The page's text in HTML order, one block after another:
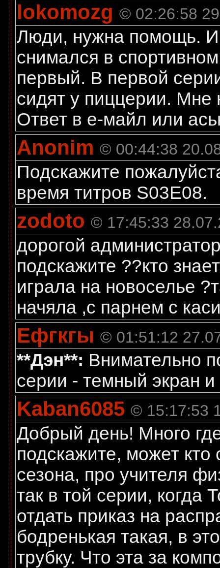
lokomozg © 02:26:58
Люди, нужна помощь.
снимался в
первый. В первой
сидят у пиццерии. Мне
Ответ в е-майл или
Anonim © 00:44:38
Подскажите
время титров S03E08.
zodoto © 17:45:33
дорогой
подскажите ??кто
играла на новоселье
начяла ,с парнем с
Ефгкгы © 01:51:12
**Дэн**: Внимательно
серии - темный экран
Kaban6085 © 15:17:53
Добрый день! Много
подскажите, может
сезона, про учителя
так в той серии, когда
отдать приказ на
бодренькая такая, в
трубку. Что эта за